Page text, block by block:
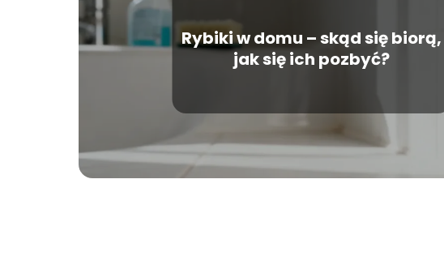
Rybiki w domu – skąd się biorą,
jak się ich pozbyć?